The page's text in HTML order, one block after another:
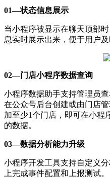
01—状态信息展示
当小程序被显示在聊天顶部
息实时展示出来，便于用户及
02—门店小程序数据查询
小程序数据助手支持管理员
在公众号后台创建或由门店
加至少1个门店，即可在小程
的数据。
03—数据分析能力升级
小程序开发工具支持自定义
上完成事件配置和上报测试。